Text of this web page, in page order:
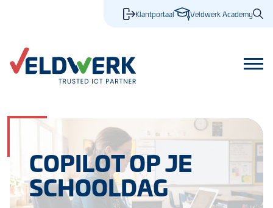
Klantportaal Veldwerk Academy
COPILOT OP JE
SCHOOLDAG